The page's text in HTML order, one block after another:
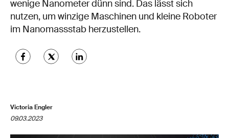
wenige Nanometer dünn sind. Das lässt sich
nutzen, um winzige Maschinen und kleine Roboter
im Nanomassstab herzustellen.
Victoria Engler
09.03.2023